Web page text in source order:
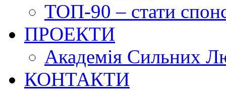
ТОП-90 – стати
ПРОЕКТИ
Академія Сильних
КОНТАКТИ